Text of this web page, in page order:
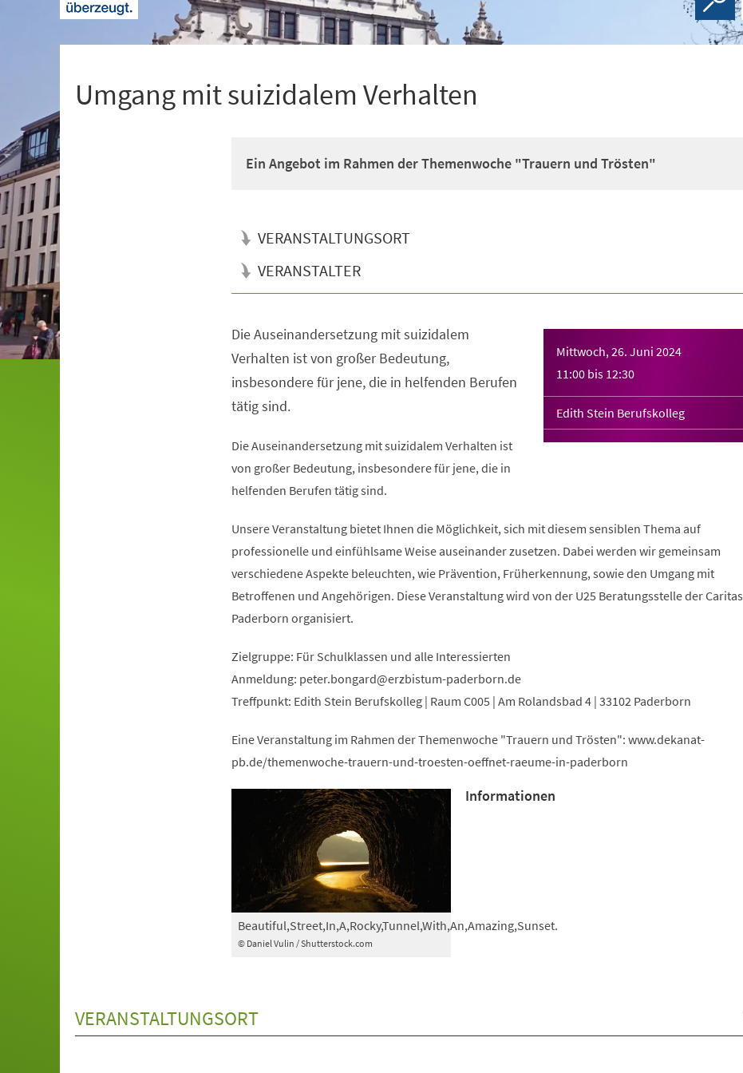
Umgang mit suizidalem Verhalten
Ein Angebot im Rahmen der Themenwoche "Trauern und Trösten"
VERANSTALTUNGSORT
VERANSTALTER
Mittwoch, 26. Juni 2024
11:00 bis 12:30
Edith Stein Berufskolleg
Die Auseinandersetzung mit suizidalem
Verhalten ist von großer Bedeutung,
insbesondere für jene, die in helfenden Berufen
tätig sind.
Die Auseinandersetzung mit suizidalem Verhalten ist
von großer Bedeutung, insbesondere für jene, die in
helfenden Berufen tätig sind.
Unsere Veranstaltung bietet Ihnen die Möglichkeit, sich mit diesem sensiblen Thema auf
professionelle und einfühlsame Weise auseinander zusetzen. Dabei werden wir gemeinsam
verschiedene Aspekte beleuchten, wie Prävention, Früherkennung, sowie den Umgang mit
Betroffenen und Angehörigen. Diese Veranstaltung wird von der U25 Beratungsstelle der Caritas
Paderborn organisiert.
Zielgruppe: Für Schulklassen und alle Interessierten
Anmeldung: peter.bongard erzbistum-paderborn de
Treffpunkt: Edith Stein Berufskolleg | Raum C005 | Am Rolandsbad 4 | 33102 Paderborn
Eine Veranstaltung im Rahmen der Themenwoche "Trauern und Trösten": www.dekanat-
pb.de/themenwoche-trauern-und-troesten-oeffnet-raeume-in-paderborn
© Daniel Vulin / Shutterstock.com
Beautiful,Street,In,A,Rocky,Tunnel,With,An,Amazing,Sunset.
Informationen
VERANSTALTUNGSORT